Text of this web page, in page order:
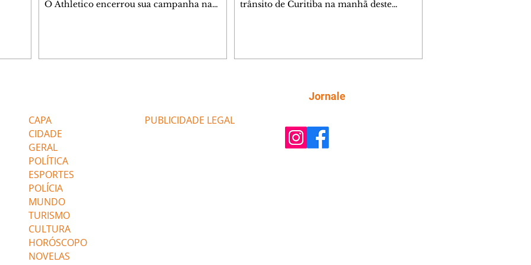
O Athletico encerrou sua campanha na
Marinho fecharam a conta no segundo.
Superado por 4×
trânsito de Curitiba na manhã deste
deslocamentos com antecedência,
respeitem a sinalização provisória e as
utilizando rotas al
CAPA
CIDADE
GERAL
POLÍTICA
ESPORTES
POLÍCIA
MUNDO
TURISMO
CULTURA
HORÓSCOPO
NOVELAS
PUBLICIDADE LEGAL
Jornale